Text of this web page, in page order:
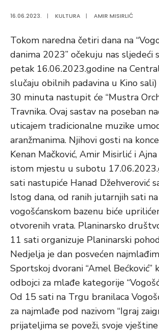
16.06.2023. | KULTURA | AMIR MISIRLIĆ
Tokom naredna četiri dana na
danima 2023” očekuju nas sljedeći
petak 16.06.2023.godine na
slučaju obilnih padavina u Kino
30 minuta nastupit će “Mustra
Travnika. Ovaj sastav na poseban
uticajem tradicionalne muzike
aranžmanima. Njihovi gosti na
Kenan Mačković, Amir Misirlić i Ajna
istom mjestu u subotu
sati nastupiće Hanad Džehverović
Istog dana, od ranih jutarnjih sati na
vogošćanskom bazenu biće
otvorenih vrata. Planinarsko
11 sati organizuje Planinarski
Nedjelja je dan posvećen
Sportskoj dvorani “Amel Bećković”
odbojci za mlađe kategorije
Od 15 sati na Trgu branilaca
za najmlađe pod nazivom “Igraj
prijateljima se poveži, svoje vještine